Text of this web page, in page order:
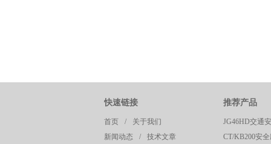
快速链接
首页 /
关于我们
新闻动态
/
技术文章
推荐产品